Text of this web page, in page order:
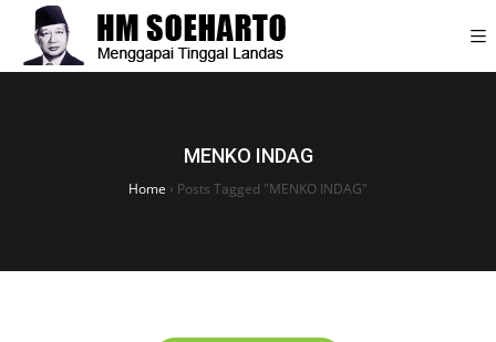
MENKO INDAG
Home › Posts Tagged "MENKO INDAG"